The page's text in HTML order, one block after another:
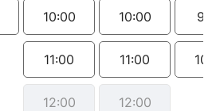
10:00
11:00
12:00
10:00
11:00
12:00